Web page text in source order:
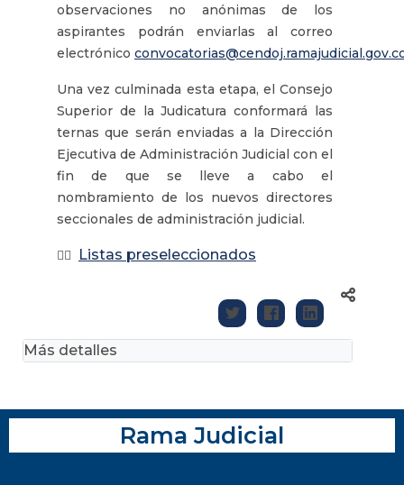
observaciones no anónimas de los
aspirantes podrán enviarlas al correo
electrónico
Una vez culminada esta etapa, el Consejo
Superior de la Judicatura conformará las
ternas que serán enviadas a la Dirección
Ejecutiva de Administración Judicial con el
fin de que se lleve a cabo el
nombramiento de los nuevos directores
seccionales de administración judicial.
👉🏼 Listas preseleccionados
Más detalles
Rama Judicial